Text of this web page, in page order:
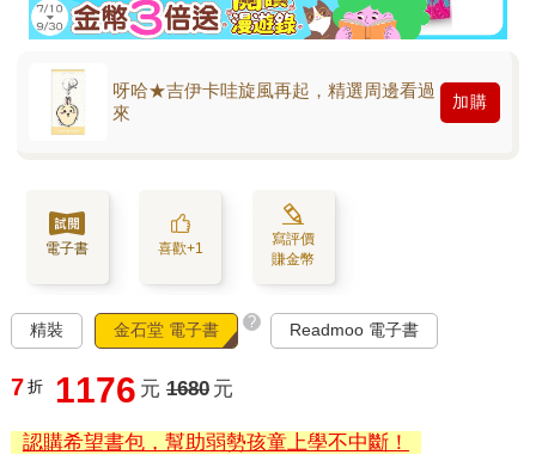
呀哈★吉伊卡哇旋風再起，精選周邊看過
來
加購
電子書 喜歡+1
寫評價
賺金幣
精裝 金石堂 電子書 ? Readmoo 電子書
7 折 1176 元 1680 元
認購希望書包，幫助弱勢孩童上學不中斷！